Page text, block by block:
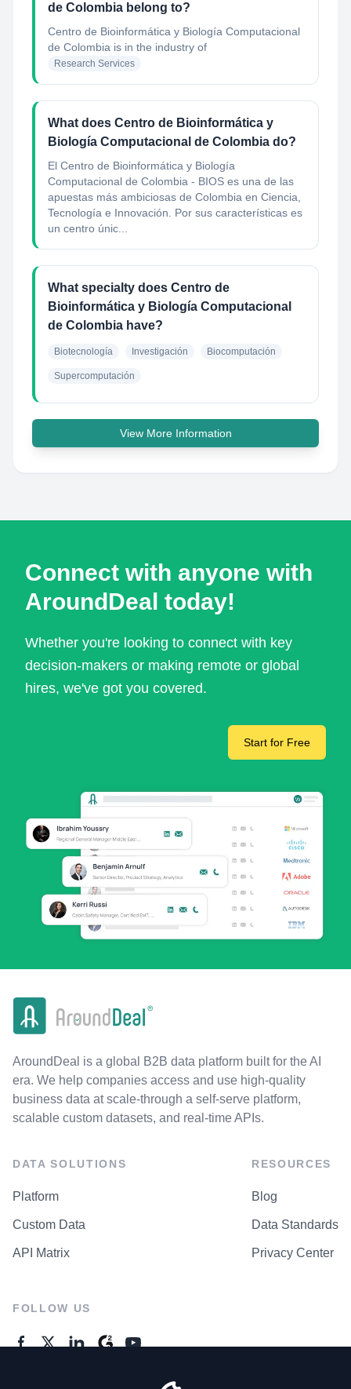
de Colombia belong to?
Centro de Bioinformática y Biología Computacional
de Colombia is in the industry of
Research Services
What does Centro de Bioinformática y
Biología Computacional de Colombia do?
El Centro de Bioinformática y Biología
Computacional de Colombia - BIOS es una de las
apuestas más ambiciosas de Colombia en Ciencia,
Tecnología e Innovación. Por sus características es
un centro únic...
What specialty does Centro de
Bioinformática y Biología Computacional
de Colombia have?
Biotecnología Investigación Biocomputación
Supercomputación
View More Information
Connect with anyone with
AroundDeal today!
Whether you're looking to connect with key
decision-makers or making remote or global
hires, we've got you covered.
Start for Free
AroundDeal is a global B2B data platform built for the AI
era. We help companies access and use high-quality
business data at scale-through a self-serve platform,
scalable custom datasets, and real-time APIs.
DATA SOLUTIONS
Platform
Custom Data
API Matrix
RESOURCES
Blog
Data Standards
Privacy Center
FOLLOW US